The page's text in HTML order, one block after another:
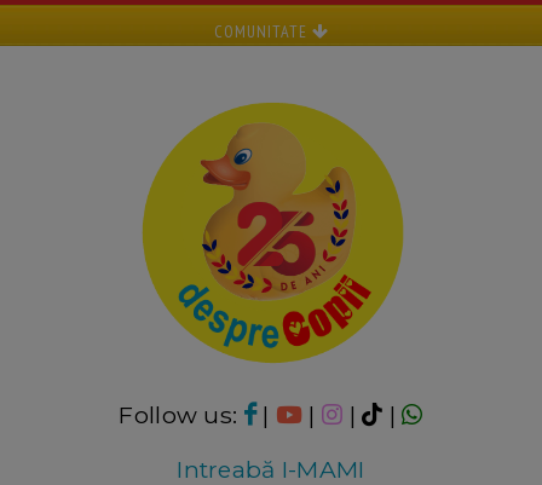
COMUNITATE
Follow us: | | |
|
Intreabă I-MAMI